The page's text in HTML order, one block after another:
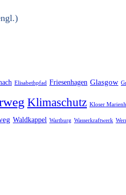
Elisabethpfad Friesenhagen Glasgow
Klimaschutz Kloser
Waldkappel Wartburg Wasserkraftwerk